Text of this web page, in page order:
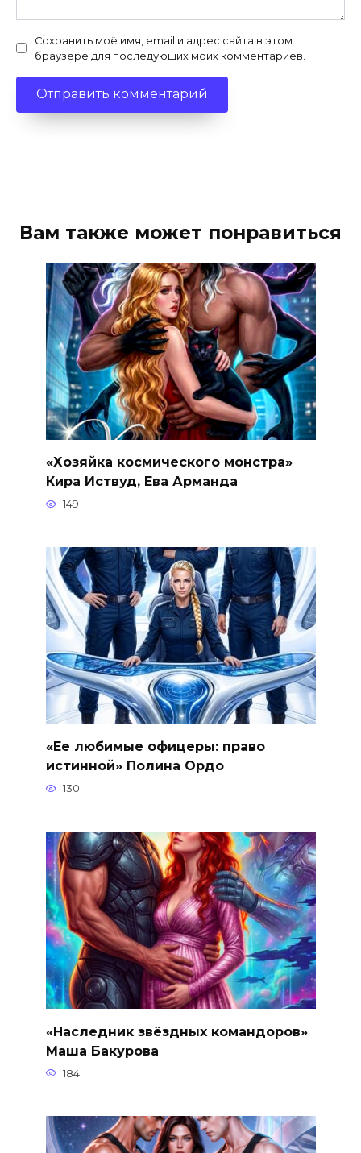
Сохранить моё имя, email и адрес сайта в этом
браузере для последующих моих комментариев.
Вам также может понравиться
«Хозяйка космического монстра»
Кира Иствуд, Ева Арманда
149
«Ее любимые офицеры: право
истинной» Полина Ордо
130
«Наследник звёздных командоров»
Маша Бакурова
184